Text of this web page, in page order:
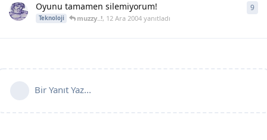
Oyunu tamamen silemiyorum!
Teknoloji muzzy..!, 12 Ara 2004 yanıtladı
9
Bir Yanıt Yaz...